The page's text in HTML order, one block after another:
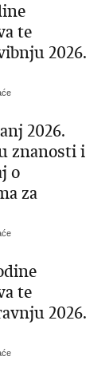
te
2026.
2026.
znanosti i
o
za
te
2026.